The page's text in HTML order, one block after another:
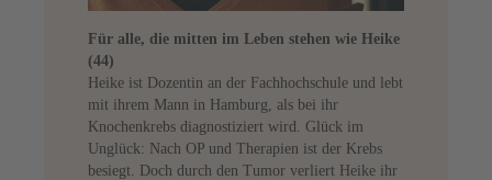
Für alle, die mitten im Leben stehen wie Heike
(44)
Heike ist Dozentin an der Fachhochschule und lebt
mit ihrem Mann in Hamburg, als bei ihr
Knochenkrebs diagnostiziert wird. Glück im
Unglück: Nach OP und Therapien ist der Krebs
besiegt. Doch durch den Tumor verliert Heike ihr